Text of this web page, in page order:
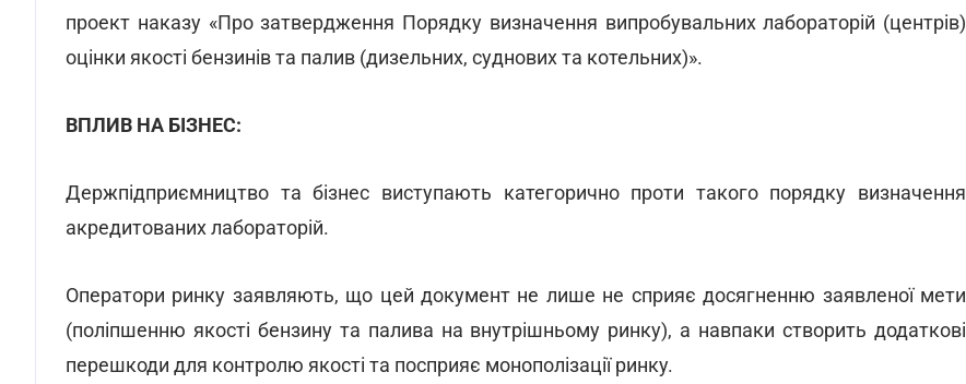
проект наказу «Про затвердження Порядку визначення випробувальних лабораторій (центрів)
оцінки якості бензинів та палив (дизельних, суднових та котельних)».
ВПЛИВ НА БІЗНЕС:
Держпідприємництво та бізнес виступають категорично проти такого порядку визначення
акредитованих лабораторій.
Оператори ринку заявляють, що цей документ не лише не сприяє досягненню заявленої мети
(поліпшенню якості бензину та палива на внутрішньому ринку), а навпаки створить додаткові
перешкоди для контролю якості та посприяє монополізації ринку.